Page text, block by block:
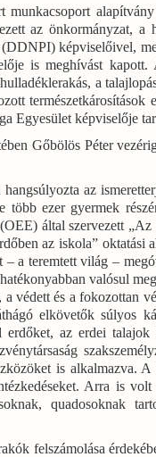
munkacsoport
az önkormányzat,
képviselőivel,
is meghívást kapott.
a
Egyesület képviselője
Gőbölös Péter
az
több ezer gyermek
által szervezett
az iskola”
a teremtett világ –
valósul
védett és a fokozottan
elkövetők súlyos
erdőket, az erdei
is alkalmazva.
Arra is
quadosoknak
felszámolása